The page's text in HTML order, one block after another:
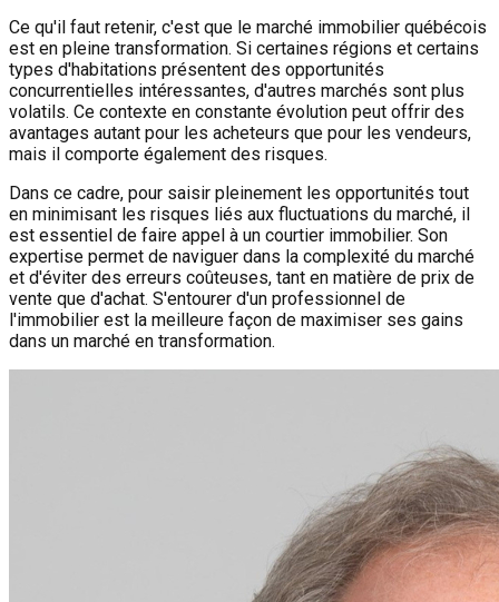
Ce qu'il faut retenir, c'est que le marché immobilier québécois
est en pleine transformation. Si certaines régions et certains
types d'habitations présentent des opportunités
concurrentielles intéressantes, d'autres marchés sont plus
volatils. Ce contexte en constante évolution peut offrir des
avantages autant pour les acheteurs que pour les vendeurs,
mais il comporte également des risques.
Dans ce cadre, pour saisir pleinement les opportunités tout
en minimisant les risques liés aux fluctuations du marché, il
est essentiel de faire appel à un courtier immobilier. Son
expertise permet de naviguer dans la complexité du marché
et d'éviter des erreurs coûteuses, tant en matière de prix de
vente que d'achat. S'entourer d'un professionnel de
l'immobilier est la meilleure façon de maximiser ses gains
dans un marché en transformation.